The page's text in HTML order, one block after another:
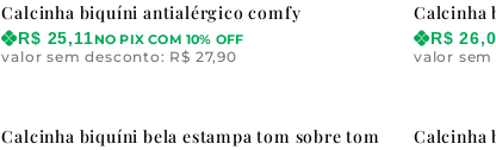
Calcinha biquíni antialérgico comfy
R$ 25,11NO PIX COM 10% OFF
valor sem desconto: R$ 27,90
Calcinha
R$
valor
Calcinha biquíni bela estampa tom sobre tom Calcinha